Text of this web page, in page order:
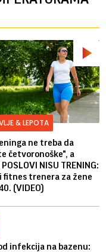
& LEPOTA
ne treba da
četvoronoške", a
POSLOVI NISU TRENING:
fitnes trenera za žene
(VIDEO)
infekcija na bazenu: